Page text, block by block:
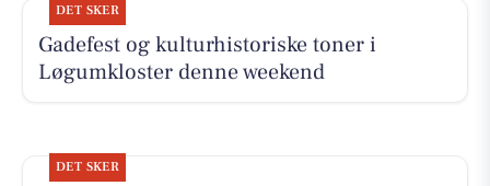
DET SKER
Gadefest og kulturhistoriske toner i
Løgumkloster denne weekend
DET SKER